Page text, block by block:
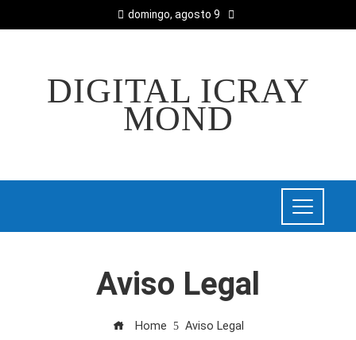
domingo, agosto 9
DIGITAL ICRAY
MOND
Aviso Legal
Home Aviso Legal